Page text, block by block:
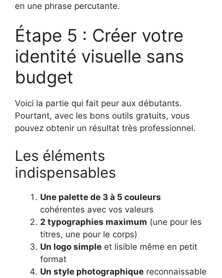
en une phrase percutante.
Étape 5 : Créer votre
identité visuelle sans
budget
Voici la partie qui fait peur aux débutants.
Pourtant, avec les bons outils gratuits, vous
pouvez obtenir un résultat très professionnel.
Les éléments
indispensables
Une palette de 3 à 5 couleurs
cohérentes avec vos valeurs
2 typographies maximum (une pour les
titres, une pour le corps)
Un logo simple et lisible même en petit
format
Un style photographique reconnaissable